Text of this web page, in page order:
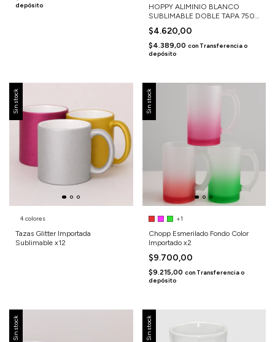
depósito
HOPPY ALIMINIO BLANCO
SUBLIMABLE DOBLE TAPA 750
$4.620,00
$4.389,00 con Transferencia o
depósito
Sin stock
4 colores
Tazas Glitter Importada
Sublimable x12
Sin stock
+1
Chopp Esmerilado Fondo Color
Importado x2
$9.700,00
$9.215,00 con Transferencia o
depósito
Sin stock Sin stock